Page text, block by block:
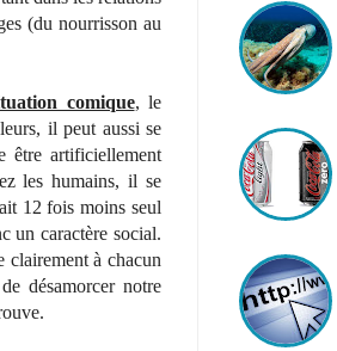
(du nourrisson au
comique, le
il peut aussi se
être artificiellement
les humains, il se
12 fois moins seul
un caractère social.
clairement à chacun
désamorcer notre